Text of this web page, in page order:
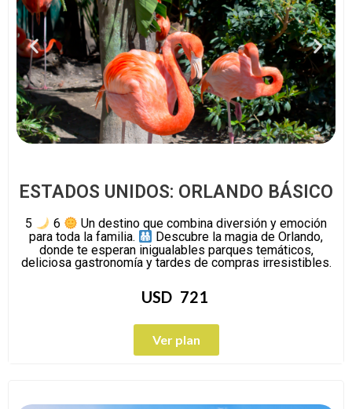
ESTADOS UNIDOS: ORLANDO BÁSICO
5 6
Un destino que combina diversión y emoción
para toda la familia.
Descubre la magia de Orlando,
donde te esperan inigualables parques temáticos,
deliciosa gastronomía y tardes de compras irresistibles.
USD 721
Ver plan